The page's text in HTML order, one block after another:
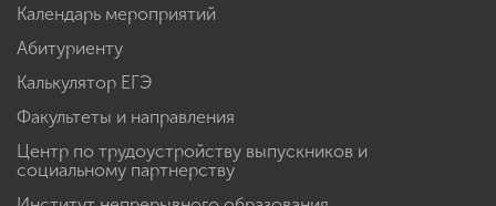
Календарь мероприятий
Абитуриенту
Калькулятор ЕГЭ
Факультеты и направления
Центр по трудоустройству выпускников и
социальному партнерству